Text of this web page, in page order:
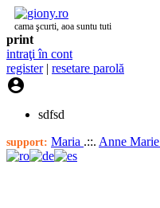
cama şcurti, aoa suntu tuti
print
intraţi în cont
register| resetare parolă

sdfsd
support: Maria .::. Anne Marie